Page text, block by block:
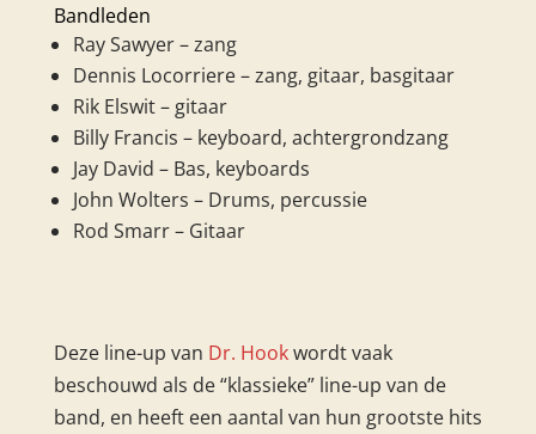
Bandleden
Ray Sawyer – zang
Dennis Locorriere – zang, gitaar, basgitaar
Rik Elswit – gitaar
Billy Francis – keyboard, achtergrondzang
Jay David – Bas, keyboards
John Wolters – Drums, percussie
Rod Smarr – Gitaar
Deze line-up van Dr. Hookwordt vaak
beschouwd als de “klassieke” line-up van de
band, en heeft een aantal van hun grootste hits